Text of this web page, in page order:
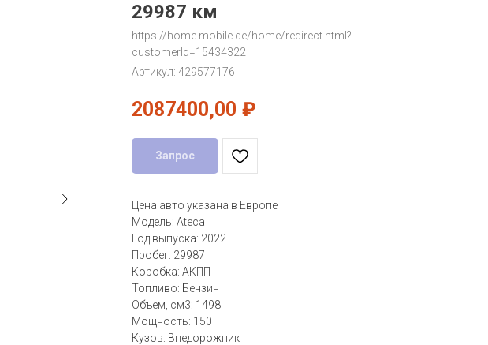
29987 км
https://home.mobile.de/home/redirect.html?
customerId=15434322
Артикул: 429577176
2087400,00 ₽
Запрос
Цена авто указана в Европе
Модель: Ateca
Год выпуска: 2022
Пробег: 29987
Коробка: АКПП
Топливо: Бензин
Объем, см3: 1498
Мощность: 150
Кузов: Внедорожник